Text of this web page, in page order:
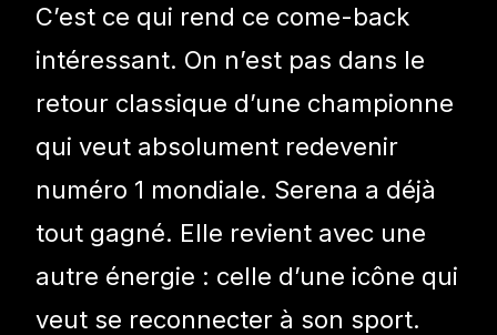
C’est ce qui rend ce come-back
intéressant. On n’est pas dans le
retour classique d’une championne
qui veut absolument redevenir
numéro 1 mondiale. Serena a déjà
tout gagné. Elle revient avec une
autre énergie : celle d’une icône qui
veut se reconnecter à son sport.